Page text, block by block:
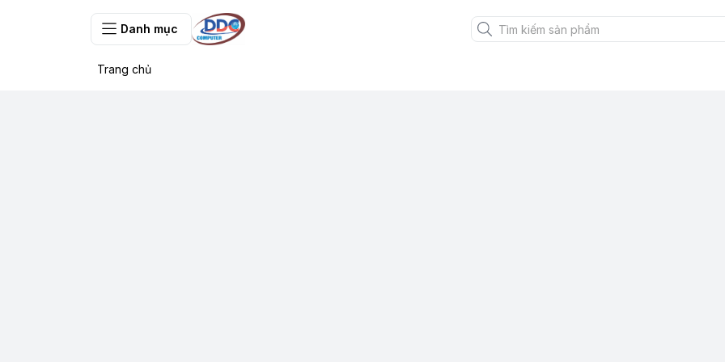
Danh mục
Trang chủ